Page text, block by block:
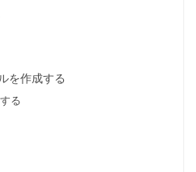
を作成する
る